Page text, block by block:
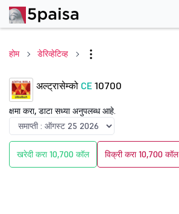
होम डेरिव्हेटिव्ह
अल्ट्रासेम्को CE 10700
क्षमा करा, डाटा सध्या अनुपलब्ध आहे.
खरेदी करा 10,700 कॉल विक्री करा 10,700 कॉल